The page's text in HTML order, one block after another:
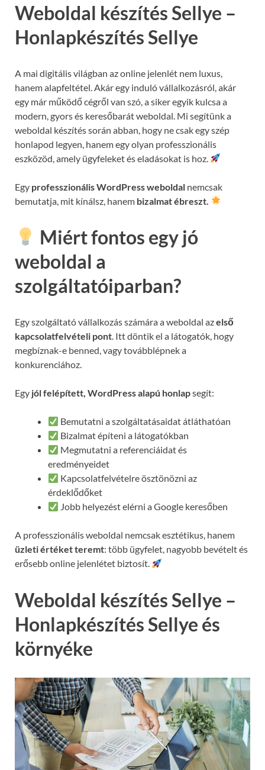
Weboldal készítés Sellye –
Honlapkészítés Sellye
A mai digitális világban az online jelenlét nem luxus,
hanem alapfeltétel. Akár egy induló vállalkozásról, akár
egy már működő cégről van szó, a siker egyik kulcsa a
modern, gyors és keresőbarát weboldal. Mi segítünk a
weboldal készítés során abban, hogy ne csak egy szép
honlapod legyen, hanem egy olyan professzionális
eszközöd, amely ügyfeleket és eladásokat is hoz.
Egy professzionális WordPress weboldal nemcsak
bemutatja, mit kínálsz, hanem bizalmat ébreszt.
Miért fontos egy jó
weboldal a
szolgáltatóiparban?
Egy szolgáltató vállalkozás számára a weboldal azelső
kapcsolatfelvételi pont. Itt döntik el a látogatók, hogy
megbíznak-e benned, vagy továbblépnek a
konkurenciához.
Egy jól felépített, WordPress alapú honlapsegít:
Bemutatni a szolgáltatásaidat átláthatóan
Bizalmat építeni a látogatókban
Megmutatni a referenciáidat és
eredményeidet
Kapcsolatfelvételre ösztönözni az
érdeklődőket
Jobb helyezést elérni a Google keresőben
A professzionális weboldal nemcsak esztétikus, hanem
üzleti értéket teremt: több ügyfelet, nagyobb bevételt és
erősebb online jelenlétet biztosít.
Weboldal készítés Sellye –
Honlapkészítés Sellye és
környéke